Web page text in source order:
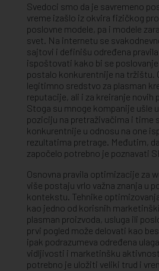
Svedoci smo da je savremeno
vreme izašlo iz okvira fizičkog
poslovne modele, pa i modele
svet. Na internetu se
sajtovi i definišu određena
ispoštovati kako bi se
postalo konkurentnije na tržištu.
legitimno sredstvo za plasman
reputacije, ali i za kreiranje novih
Stoga su mnoge kompanije ušle
poziciju na pretraživačima i time
konkurentnije u odnosu na one
rezultatima pretrage. Međutim,
započelo potrebno je poznavati
Osnovna pravila optimizacije za
više postaju vrlo važna znanja u
kontekstu. Tehnike
kao jedno od korisnih
plasman proizvoda, usluga ili
prvi pogled može delovati kao
ipak podrazumeva određena
vidljivosti i marketinšku
potrebno je uložiti veliki trud i